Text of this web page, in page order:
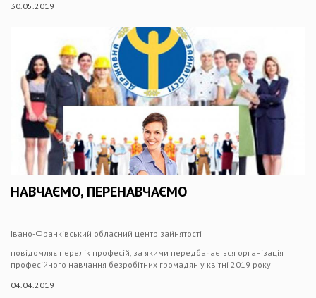
30.05.2019
НАВЧАЄМО, ПЕРЕНАВЧАЄМО
Івано-Франківський обласний центр зайнятості
повідомляє перелік професій, за якими передбачається організація
професійного навчання безробітних громадян у квітні 2019 року
04.04.2019